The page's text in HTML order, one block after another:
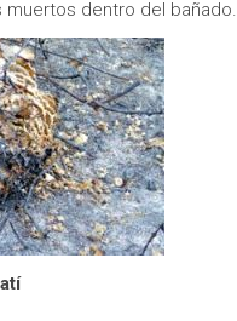
muertos dentro del bañado.